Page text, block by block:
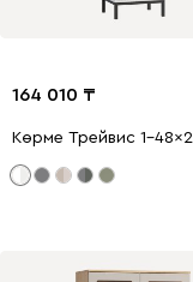
164 010
Көрме Трейвис 1-